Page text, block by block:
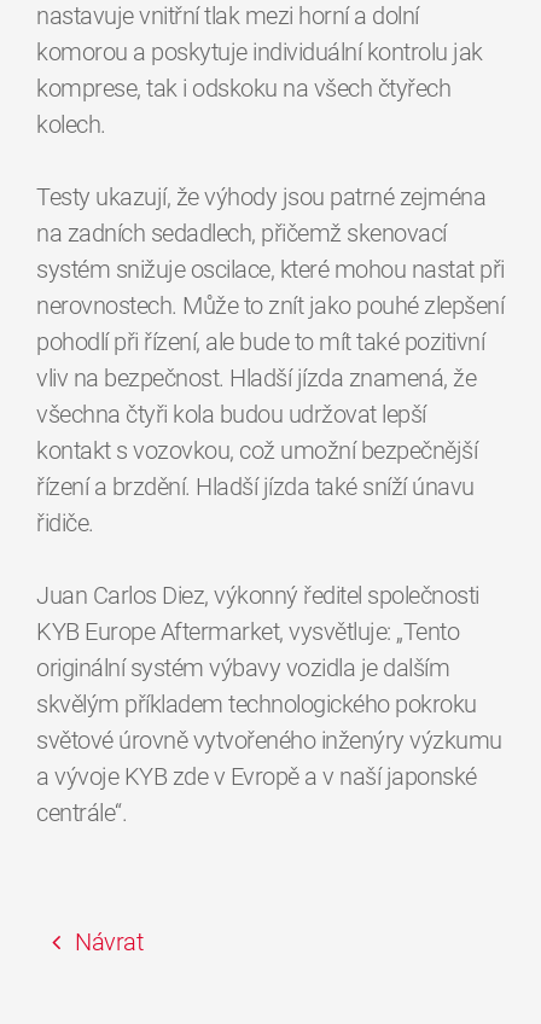
nastavuje vnitřní tlak mezi horní a dolní
komorou a poskytuje individuální kontrolu jak
komprese, tak i odskoku na všech čtyřech
kolech.
Testy ukazují, že výhody jsou patrné zejména
na zadních sedadlech, přičemž skenovací
systém snižuje oscilace, které mohou nastat při
nerovnostech. Může to znít jako pouhé zlepšení
pohodlí při řízení, ale bude to mít také pozitivní
vliv na bezpečnost. Hladší jízda znamená, že
všechna čtyři kola budou udržovat lepší
kontakt s vozovkou, což umožní bezpečnější
řízení a brzdění. Hladší jízda také sníží únavu
řidiče.
Juan Carlos Diez, výkonný ředitel společnosti
KYB Europe Aftermarket, vysvětluje: „Tento
originální systém výbavy vozidla je dalším
skvělým příkladem technologického pokroku
světové úrovně vytvořeného inženýry výzkumu
a vývoje KYB zde v Evropě a v naší japonské
centrále“.
Návrat